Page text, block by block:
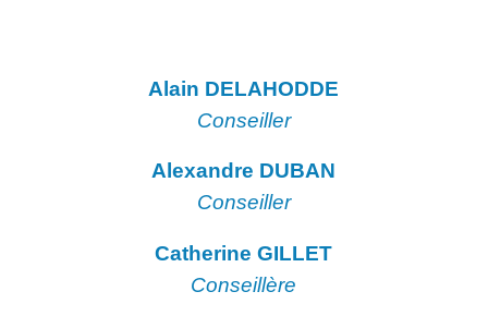
Alain DELAHODDE
Conseiller
Alexandre DUBAN
Conseiller
Catherine GILLET
Conseillère